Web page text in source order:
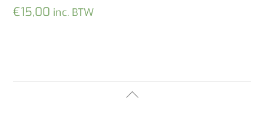
€15,00 inc. BTW
Back